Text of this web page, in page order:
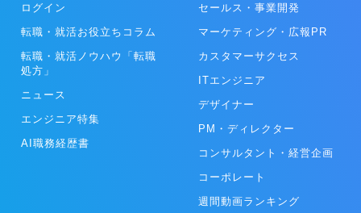
ログイン
転職・就活お役立ちコラム
転職・就活ノウハウ「転職
処方」
ニュース
エンジニア特集
AI職務経歴書
セールス・事業開発
マーケティング・広報PR
カスタマーサクセス
ITエンジニア
デザイナー
PM・ディレクター
コンサルタント・経営企画
コーポレート
週間動画ランキング